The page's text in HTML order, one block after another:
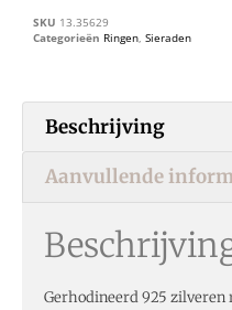
SKU 13.35629
Categorieën Ringen, Sieraden
Beschrijving
Aanvullende
Gerhodineerd 925